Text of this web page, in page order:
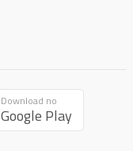
Download no
Google Play